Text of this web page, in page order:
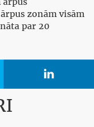
zonām visām
par 20
